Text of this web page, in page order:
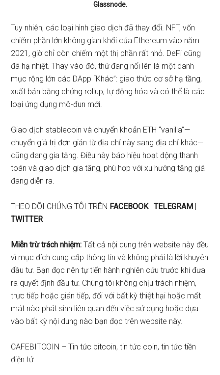
Glassnode.
Tuy nhiên, các loại hình giao dịch đã thay đổi. NFT, vốn
chiếm phần lớn không gian khối của Ethereum vào năm
2021, giờ chỉ còn chiếm một thị phần rất nhỏ. DeFi cũng
đã hạ nhiệt. Thay vào đó, thứ đang nổi lên là một danh
mục rộng lớn các DApp “Khác”: giao thức cơ sở hạ tầng,
xuất bản bằng chứng rollup, tự động hóa và có thể là các
loại ứng dụng mô-đun mới.
Giao dịch stablecoin và chuyển khoản ETH “vanilla”—
chuyển giá trị đơn giản từ địa chỉ này sang địa chỉ khác—
cũng đang gia tăng. Điều này báo hiệu hoạt động thanh
toán và giao dịch gia tăng, phù hợp với xu hướng tăng giá
đang diễn ra.
THEO DÕI CHÚNG TÔI TRÊN FACEBOOK|TELEGRAM |
TWITTER
Miễn trừ trách nhiệm: Tất cả nội dung trên website này đều
vì mục đích cung cấp thông tin và không phải là lời khuyên
đầu tư. Bạn đọc nên tự tiến hành nghiên cứu trước khi đưa
ra quyết định đầu tư. Chúng tôi không chịu trách nhiệm,
trực tiếp hoặc gián tiếp, đối với bất kỳ thiệt hại hoặc mất
mát nào phát sinh liên quan đến việc sử dụng hoặc dựa
vào bất kỳ nội dung nào bạn đọc trên website này.
CAFEBITCOIN – Tin tức bitcoin, tin tức coin, tin tức tiền
điện tử